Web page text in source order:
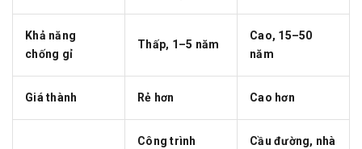
Khả năng
chống gỉ
Thấp, 1–5 năm
Cao, 15–50
năm
Giá thành Rẻ hơn Cao hơn
Công trình
Cầu đường, nhà